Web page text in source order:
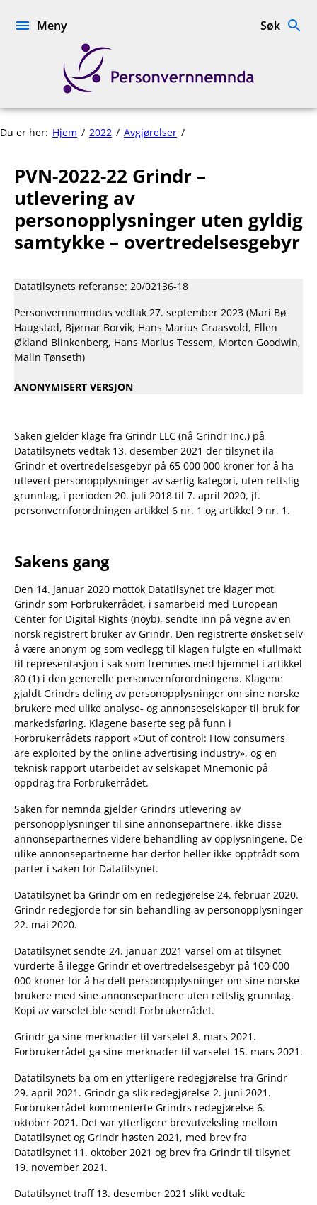
Personvernnemnda
Meny Søk
Du er her: Hjem 2022 Avgjørelser
Grindr
av
personopplysninger
uten
overtredelsesgebyr
PVN-2022-22 Grindr –
utlevering av
personopplysninger uten gyldig
samtykke – overtredelsesgebyr
Datatilsynets referanse: 20/02136-18
Personvernnemndas vedtak 27. september 2023 (Mari Bø
Haugstad, Bjørnar Borvik, Hans Marius Graasvold, Ellen
Økland Blinkenberg, Hans Marius Tessem, Morten Goodwin,
Malin Tønseth)
ANONYMISERT VERSJON
Saken gjelder klage fra Grindr LLC (nå Grindr Inc.) på
Datatilsynets vedtak 13. desember 2021 der tilsynet ila
Grindr et overtredelsesgebyr på 65 000 000 kroner for å ha
utlevert personopplysninger av særlig kategori, uten rettslig
grunnlag, i perioden 20. juli 2018 til 7. april 2020, jf.
personvernforordningen artikkel 6 nr. 1 og artikkel 9 nr. 1.
Sakens gang
Den 14. januar 2020 mottok Datatilsynet tre klager mot
Grindr som Forbrukerrådet, i samarbeid med European
Center for Digital Rights (noyb), sendte inn på vegne av en
norsk registrert bruker av Grindr. Den registrerte ønsket selv
å være anonym og som vedlegg til klagen fulgte en «fullmakt
til representasjon i sak som fremmes med hjemmel i artikkel
80 (1) i den generelle personvernforordningen». Klagene
gjaldt Grindrs deling av personopplysninger om sine norske
brukere med ulike analyse- og annonseselskaper til bruk for
markedsføring. Klagene baserte seg på funn i
Forbrukerrådets rapport «Out of control: How consumers
are exploited by the online advertising industry», og en
teknisk rapport utarbeidet av selskapet Mnemonic på
oppdrag fra Forbrukerrådet.
Saken for nemnda gjelder Grindrs utlevering av
personopplysninger til sine annonsepartnere, ikke disse
annonsepartnernes videre behandling av opplysningene. De
ulike annonsepartnerne har derfor heller ikke opptrådt som
parter i saken for Datatilsynet.
Datatilsynet ba Grindr om en redegjørelse 24. februar 2020.
Grindr redegjorde for sin behandling av personopplysninger
22. mai 2020.
Datatilsynet sendte 24. januar 2021 varsel om at tilsynet
vurderte å ilegge Grindr et overtredelsesgebyr på 100 000
000 kroner for å ha delt personopplysninger om sine norske
brukere med sine annonsepartnere uten rettslig grunnlag.
Kopi av varselet ble sendt Forbrukerrådet.
Grindr ga sine merknader til varselet 8. mars 2021.
Forbrukerrådet ga sine merknader til varselet 15. mars 2021.
Datatilsynets ba om en ytterligere redegjørelse fra Grindr
29. april 2021. Grindr ga slik redegjørelse 2. juni 2021.
Forbrukerrådet kommenterte Grindrs redegjørelse 6.
oktober 2021. Det var ytterligere brevutveksling mellom
Datatilsynet og Grindr høsten 2021, med brev fra
Datatilsynet 11. oktober 2021 og brev fra Grindr til tilsynet
19. november 2021.
Datatilsynet traff 13. desember 2021 slikt vedtak: